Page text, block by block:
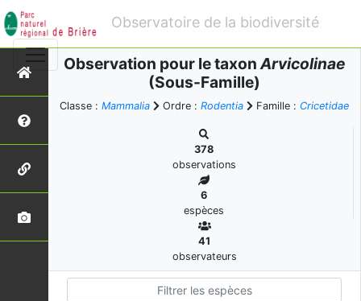
Observatoire de la biodiversité
Observation pour le taxonArvicolinae
(Sous-Famille)
Classe : Mammalia Ordre : Rodentia Famille : Cricetidae
378
observations
6
espèces
41
observateurs